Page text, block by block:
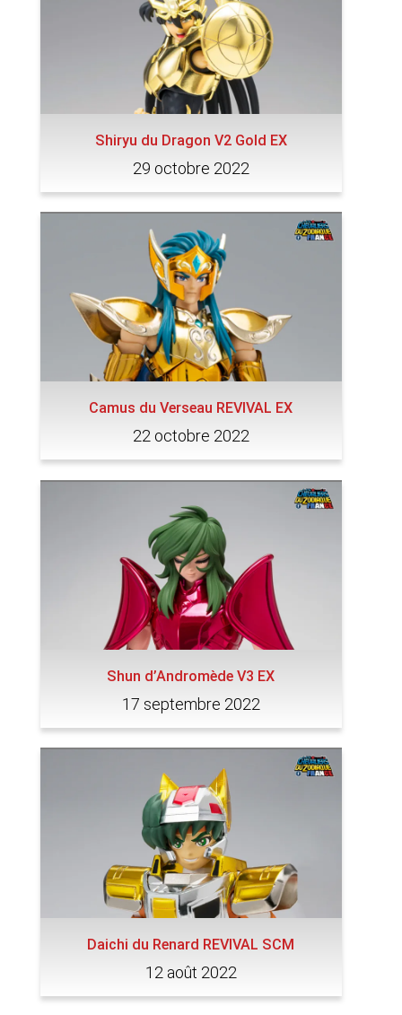
Shiryu du Dragon V2 Gold EX
29 octobre 2022
Camus du Verseau REVIVAL EX
22 octobre 2022
Shun d’Andromède V3 EX
17 septembre 2022
Daichi du Renard REVIVAL SCM
12 août 2022